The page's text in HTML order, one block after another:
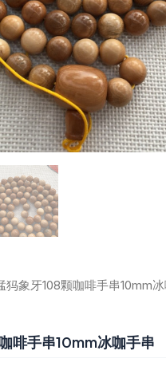
犸象牙108颗咖啡手串10mm
啡手串10mm冰咖手串